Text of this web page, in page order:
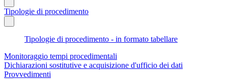
Tipologie di procedimento
Tipologie di procedimento - in formato tabellare
Monitoraggio tempi procedimentali
Dichiarazioni sostitutive e acquisizione d'ufficio dei dati
Provvedimenti